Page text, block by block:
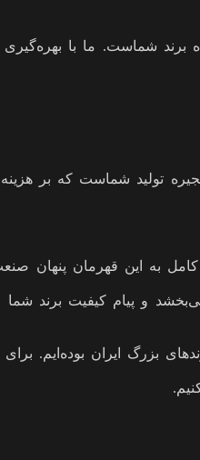
برند شماست. ما با
تولید شماست که بر هزینه،
به این قهرمان پنهان
و پیام کیفیت برند
بزرگ ایران